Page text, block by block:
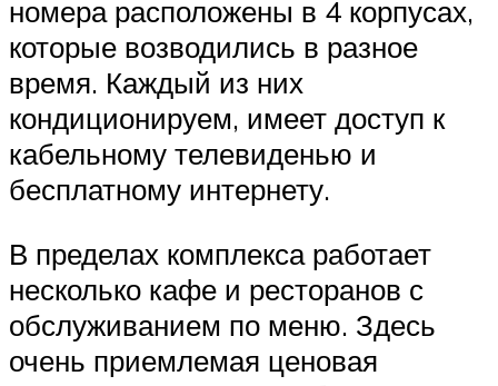
номера расположены в 4 корпусах,
которые возводились в разное
время. Каждый из них
кондиционируем, имеет доступ к
кабельному телевиденью и
бесплатному интернету.
В пределах комплекса работает
несколько кафе и ресторанов с
обслуживанием по меню. Здесь
очень приемлемая ценовая